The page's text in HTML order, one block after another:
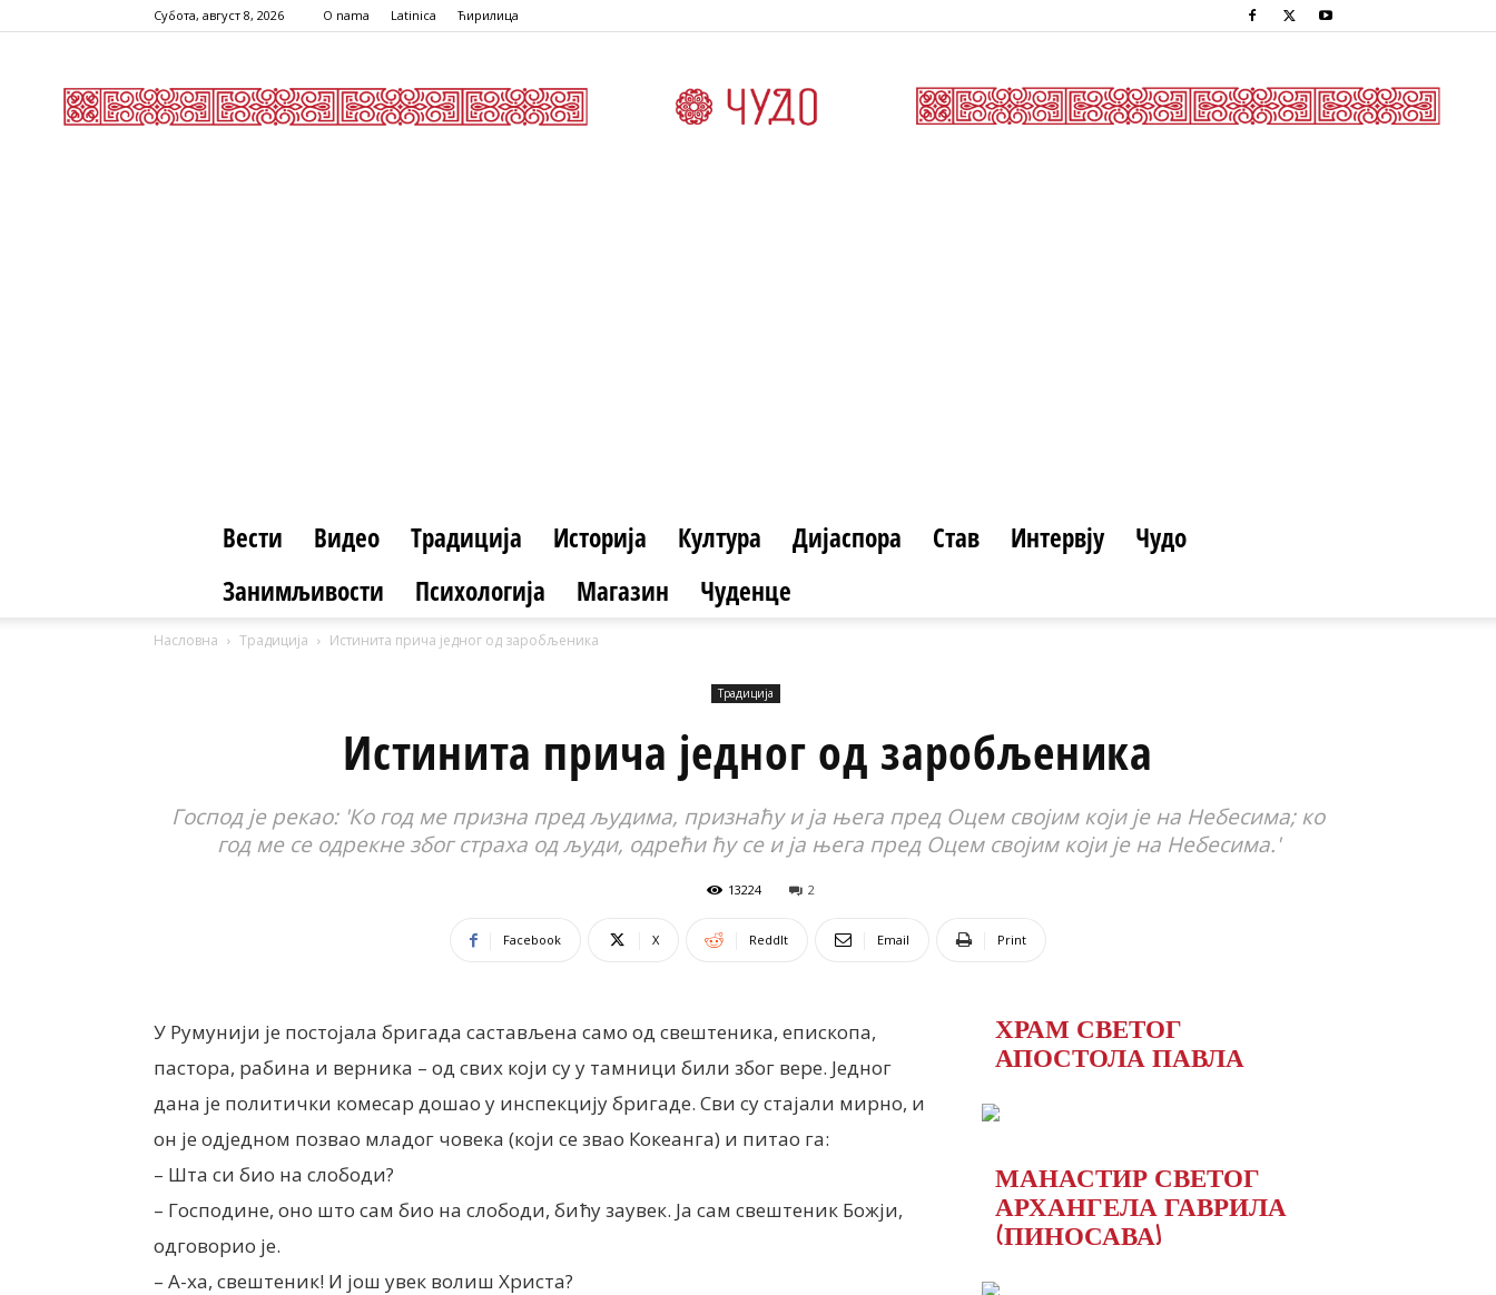
Субота, август 8, 2026 O nama Latinica Ћирилица
Вести Видео Традиција Историја Култура Дијаспора Став Интервју
Чудо
Занимљивости
Психологија Магазин Чуденце
Насловна Традиција Истинита прича једног од заробљеника
Традиција
Истинита прича једног од заробљеника
Господ је рекао: 'Ко год ме призна пред људима, признаћу и ја њега пред Оцем својим који је на Небесима; ко
год ме се одрекне због страха од људи, одрећи ћу се и ја њега пред Оцем својим који је на Небесима.'
13224 2
Facebook X ReddIt Email Print
У Румунији је постојала бригада састављена само од свештеника, епископа,
пастора, рабина и верника – од свих који су у тамници били због вере. Једног
дана је политички комесар дошао у инспекцију бригаде. Сви су стајали мирно, и
он је одједном позвао младог човека (који се звао Кокеанга) и питао га:
– Шта си био на слободи?
– Господине, оно што сам био на слободи, бићу заувек. Ја сам свештеник Божји,
одговорио је.
– А-ха, свештеник! И још увек волиш Христа?
ХРАМ СВЕТОГ
АПОСТОЛА ПАВЛА
МАНАСТИР СВЕТОГ
АРХАНГЕЛА ГАВРИЛА
(ПИНОСАВА)